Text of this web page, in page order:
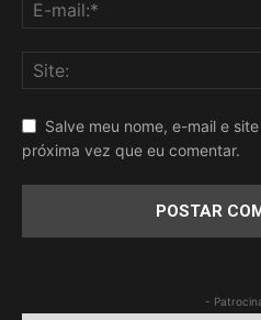
Salve meu nome, e-mail e
próxima vez que eu comentar.
-